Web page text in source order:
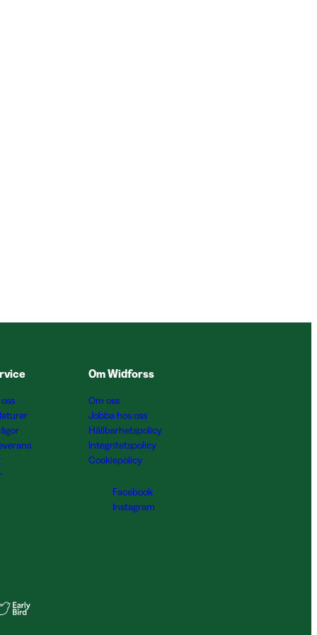
Om Widforss
Om oss
Jobba hos oss
Hållbarhetspolicy
Integritetspolicy
Cookiepolicy
Facebook
Instagram